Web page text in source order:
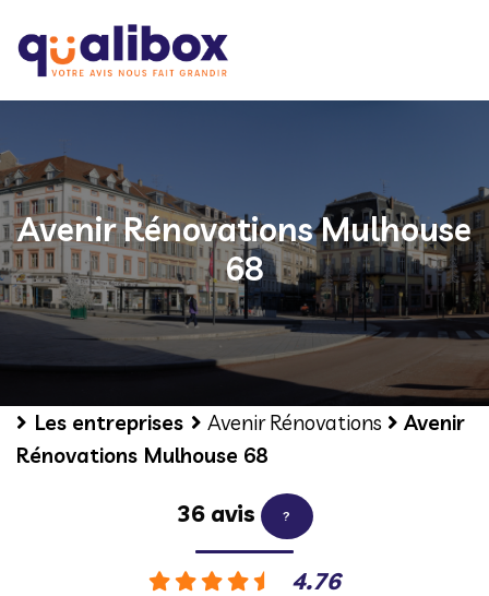
Avenir Rénovations Mulhouse
68
Les entreprises Avenir Rénovations
Avenir
Rénovations Mulhouse 68
36 avis ?
4.76